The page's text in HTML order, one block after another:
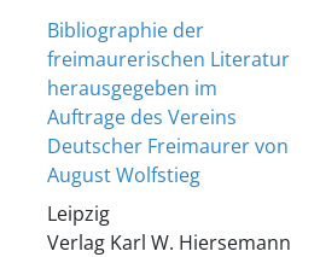
Bibliographie der
freimaurerischen Literatur
herausgegeben im
Auftrage des Vereins
Deutscher Freimaurer von
August Wolfstieg
Leipzig
Verlag Karl W. Hiersemann